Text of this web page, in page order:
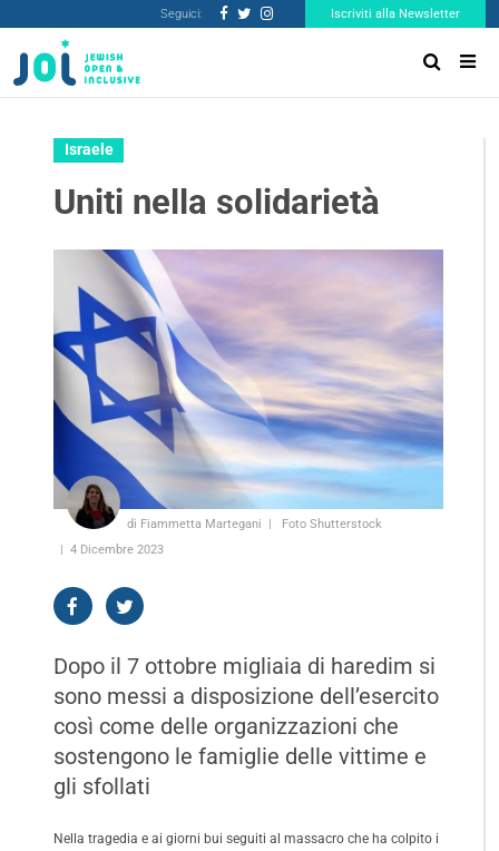
Seguici: Iscriviti alla Newsletter
Israele
Uniti nella solidarietà
di Fiammetta Martegani
Foto Shutterstock
4 Dicembre 2023
Dopo il 7 ottobre migliaia di haredim si
sono messi a disposizione dell’esercito
così come delle organizzazioni che
sostengono le famiglie delle vittime e
gli sfollati
Nella tragedia e ai giorni bui seguiti al massacro che ha colpito i